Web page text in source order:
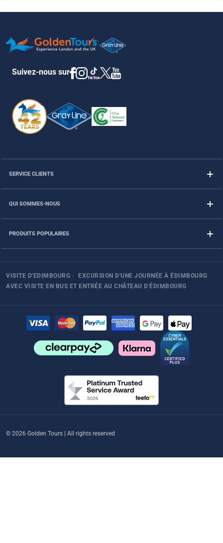
Suivez-nous sur
SERVICE CLIENTS
QUI SOMMES-NOUS
PRODUITS POPULAIRES
VISITE D'EDIMBOURG ›
EXCURSION D'UNE JOURNÉE À ÉDIMBOURG
AVEC VISITE EN BUS ET ENTRÉE AU CHÂTEAU D'ÉDIMBOURG
© 2026 Golden Tours | All rights reserved